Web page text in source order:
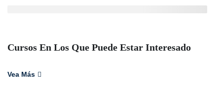
Cursos En Los Que Puede Estar Interesado
Vea Más